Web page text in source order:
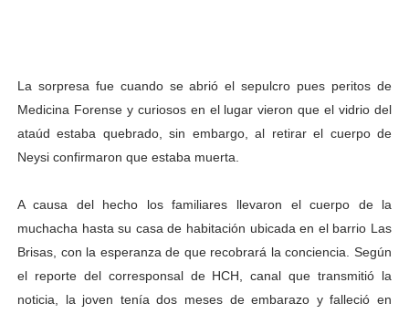
La sorpresa fue cuando se abrió el sepulcro pues peritos de
Medicina Forense y curiosos en el lugar vieron que el vidrio del
ataúd estaba quebrado, sin embargo, al retirar el cuerpo de
Neysi confirmaron que estaba muerta.
A causa del hecho los familiares llevaron el cuerpo de la
muchacha hasta su casa de habitación ubicada en el barrio Las
Brisas, con la esperanza de que recobrará la conciencia. Según
el reporte del corresponsal de HCH, canal que transmitió la
noticia, la joven tenía dos meses de embarazo y falleció en